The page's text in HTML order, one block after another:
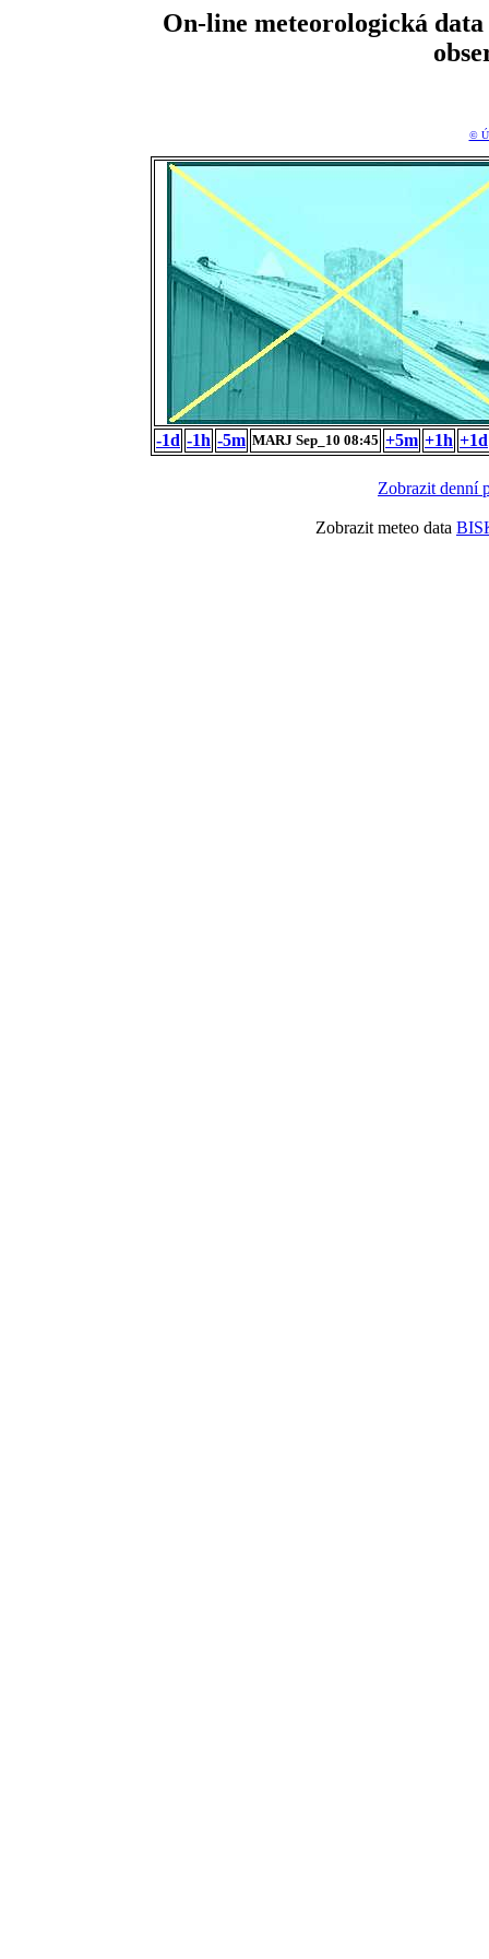
On-line meteorologická
©
-1d -1h -5m MARJ Sep_10 08:45 +5m +1h +1d
Zobrazit denní
Zobrazit meteo data